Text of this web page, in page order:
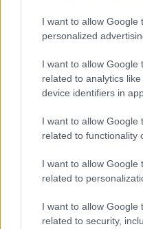
I want to allow Google
personalized
I want to allow Google
related to analytics
device identifiers in
I want to allow Google
related to functionality
I want to allow Google
related to
I want to allow Google
related to security,
borzongós
Zendrajinx•2016. december 23.
Paula Hawkins
soron következő
ahogy lassan
három nő, Rachel,
mesél el egy igen
Zendrajinx•2016. január 31.